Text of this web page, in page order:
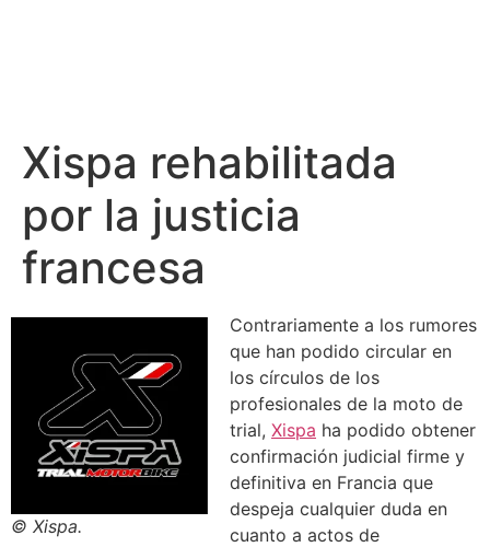
Xispa rehabilitada
por la justicia
francesa
© Xispa.
Contrariamente a los rumores
que han podido circular en
los círculos de los
profesionales de la moto de
trial, Xispa ha podido obtener
confirmación judicial firme y
definitiva en Francia que
despeja cualquier duda en
cuanto a actos de